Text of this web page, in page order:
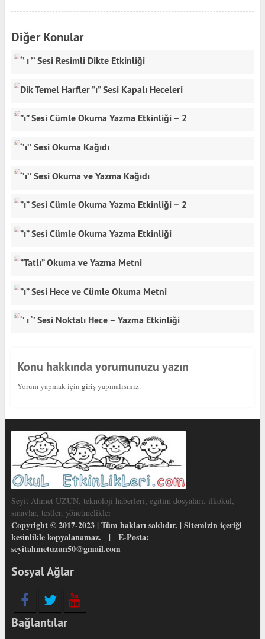
Diğer Konular
‘’ ı ’’ Sesi Resimli Dikte Etkinliği
Dik Temel Harfler ”ı” Sesi Kapalı Heceleri
”ı” Sesi Cümle Okuma Yazma Etkinliği – 2
‘’ı’’ Sesi Okuma Kağıdı
‘’ı’’ Sesi Okuma ve Yazma Kağıdı
”ı” Sesi Cümle Okuma Yazma Etkinliği – 2
”ı” Sesi Cümle Okuma Yazma Etkinliği
”Tatlı” Okuma ve Yazma Metni
”ı” Sesi Hece ve Cümle Okuma Metni
‘’ ı ‘’ Sesi Noktalı Hece – Yazma Etkinliği
Konu hakkında yorumunuzu yazın
Yorum yapmak için girişyapmalısınız.
Seyit Ahmet UZUN, teknoloji haberleri, eğitim dosyaları, ilkokul,
sınavlar, testler, yönetmelikler
Copyright © 2017-2023 | Tüm hakları saklıdır. | Sitemizin içeriği
kesinlikle kopyalanamaz. | E-Posta:
seyitahmetuzun50@gmail.com
Sosyal Ağlar
Bağlantılar